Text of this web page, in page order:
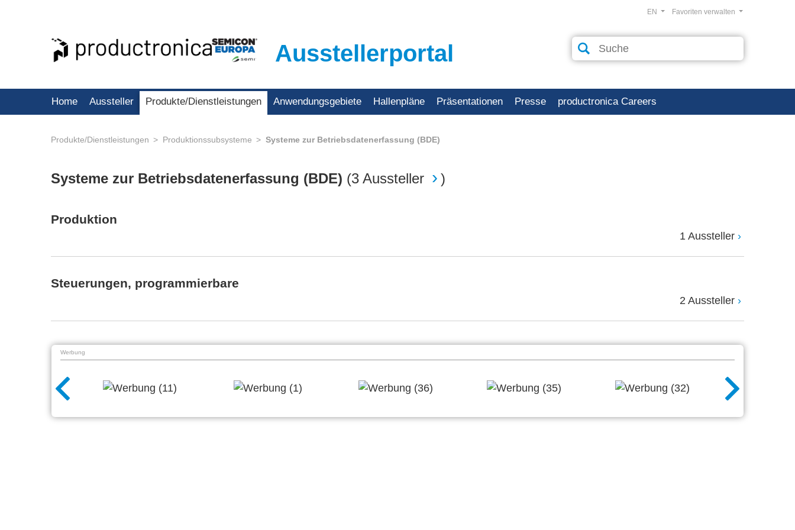
Ausstellerportal
Favoriten verwalten
EN
Home Aussteller Produkte/Dienstleistungen Anwendungsgebiete Hallenpläne Präsentationen Presse productronica Careers
Produkte/Dienstleistungen Produktionssubsysteme Systeme zur Betriebsdatenerfassung (BDE)
Systeme zur Betriebsdatenerfassung (BDE) (3 Aussteller )
Produktion
1 Aussteller
Steuerungen, programmierbare
2 Aussteller
Werbung